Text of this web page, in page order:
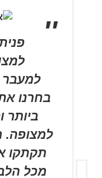
בחרנו
ביותר
למצופה.
תקתקו
מכל הלב